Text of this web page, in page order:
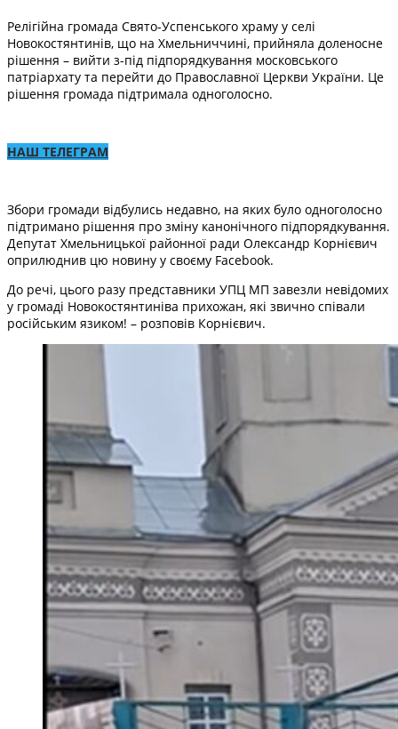
Релігійна громада Свято-Успенського храму у селі
Новокостянтинів, що на Хмельниччині, прийняла доленосне
рішення – вийти з-під підпорядкування московського
патріархату та перейти до Православної Церкви України. Це
рішення громада підтримала одноголосно.
НАШ ТЕЛЕГРАМ
Збори громади відбулись недавно, на яких було одноголосно
підтримано рішення про зміну канонічного підпорядкування.
Депутат Хмельницької районної ради Олександр Корнієвич
оприлюднив цю новину у своєму Facebook.
До речі, цього разу представники УПЦ МП завезли невідомих
у громаді Новокостянтиніва прихожан, які звично співали
російським язиком! – розповів Корнієвич.